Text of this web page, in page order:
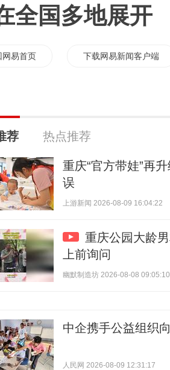
全国多地展开
网易首页 下载网易新闻客户端
荐 热点推荐
重庆“官方带娃”再
误
上游新闻 2026-08-09 16:04:22
重庆公园大龄
上前询问
幽默制造坊 2026-08-08 09:05:10
中企携手公益组织
人民网 2026-08-09 12:31:17